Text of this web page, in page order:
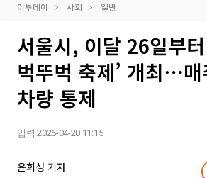
이투데이 사회 일반
서울시, 이달 26일부
벅뚜벅 축제’ 개최⋯매
차량 통제
입력 2026-04-20 11:15
윤희성 기자